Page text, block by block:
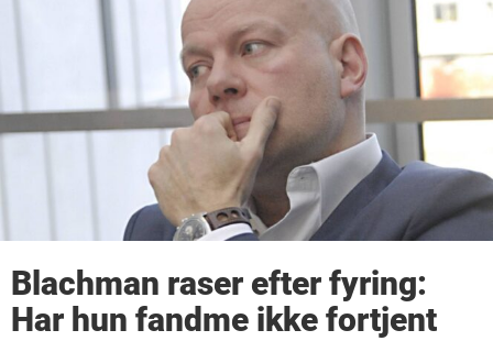
Blachman raser efter fyring:
Har hun fandme ikke fortjent